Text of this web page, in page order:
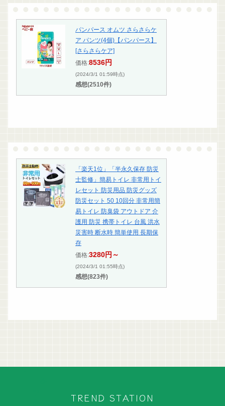
パンパース オムツ さらさらケ
ア パンツ(4個)【パンパース】
[さらさらケア]
価格:8536円
(2024/3/1 01:59時点)
感想(2510件)
「楽天1位」「半永久保存 防災
士監修」簡易トイレ 非常用トイ
レセット 防災用品 防災グッズ
防災セット 50 10回分 非常用簡
易トイレ 防臭袋 アウトドア 介
護用 防災 携帯トイレ 台風 洪水
災害時 断水時 簡単使用 長期保
存
価格:3280円～
(2024/3/1 01:55時点)
感想(823件)
TREND STATION